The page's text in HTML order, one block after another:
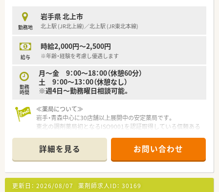
勤務地
岩手県 北上市
北上駅 (JR北上線)／北上駅 (JR東北本線)
給与
時給2,000円～2,500円
※年齢・経験を考慮し優遇します
勤務
時間
月～金 9：00～18：00（休憩60分）
土 9：00～13：00（休憩なし）
※週4日～勤務曜日相談可能。
≪薬局について≫
岩手・青森中心に30店舗以上展開中の安定薬局です。
東北の調剤薬局初となるISO9001を認証取得している信頼ある
「患者様第一主義」を貫き、地域医療の担い手となることをモッ
トーとしています。
成果主義の採用により正当な評価を実施していますので、
目標をもっていきいきと働ける環境です。
やりがいとゆとりの充実が共に叶う良企業様です。
詳細を見る お問い合わせ
更新日： 2026/08/07 薬剤師求人ID： 30169